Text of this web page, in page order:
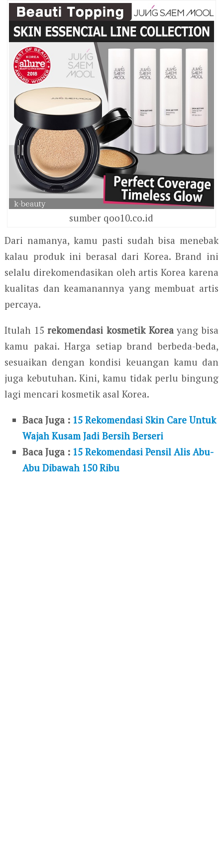
sumber qoo10.co.id
Dari namanya, kamu pasti sudah bisa menebak
kalau produk ini berasal dari Korea. Brand ini
selalu direkomendasikan oleh artis Korea karena
kualitas dan keamanannya yang membuat artis
percaya.
Itulah 15rekomendasi kosmetik Koreayang bisa
kamu pakai. Harga setiap brand berbeda-beda,
sesuaikan dengan kondisi keuangan kamu dan
juga kebutuhan. Kini, kamu tidak perlu bingung
lagi mencari kosmetik asal Korea.
Baca Juga : 15 Rekomendasi Skin Care Untuk
Wajah Kusam Jadi Bersih Berseri
Baca Juga : 15 Rekomendasi Pensil Alis Abu-
Abu Dibawah 150 Ribu